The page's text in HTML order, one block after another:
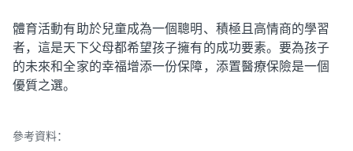
體育活動有助於兒童成為一個聰明、積極且高情商的學習
者，這是天下父母都希望孩子擁有的成功要素。要為孩子
的未來和全家的幸福增添一份保障，添置醫療保險是一個
優質之選。
參考資料：